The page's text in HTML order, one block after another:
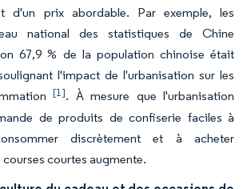
d'un prix abordable. Par exemple, les
national des statistiques de Chine
67,9 % de la population chinoise était
l'impact de l'urbanisation sur les
[1]. À mesure que l'urbanisation
de produits de confiserie faciles à
discrètement et à acheter
courtes augmente.